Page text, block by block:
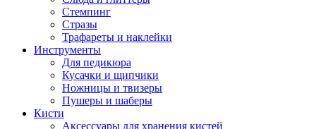
Стемпинг
Стразы
Трафареты и наклейки
Инструменты
Для педикюра
Кусачки и щипчики
Ножницы и твизеры
Пушеры и шаберы
Кисти
Аксессуары для хранения кистей